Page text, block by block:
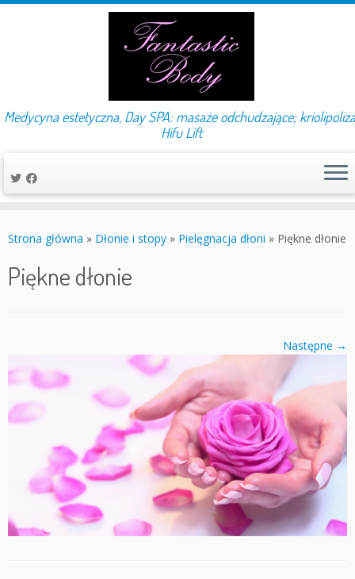
do
Medycyna estetyczna, Day SPA: masaże odchudzające;
Hifu Lift
Strona główna » Dłonie i stopy » Pielęgnacja dłoni » Piękne dłonie
Piękne dłonie
Następne →